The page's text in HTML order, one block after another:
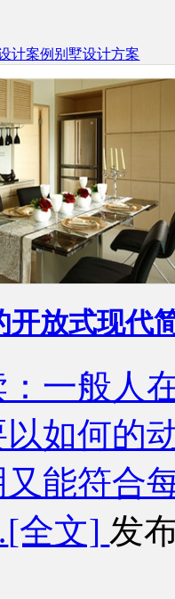
计案例 别墅设计方案
开放式现代
一般人
如何的
又能符合
[全文] 发